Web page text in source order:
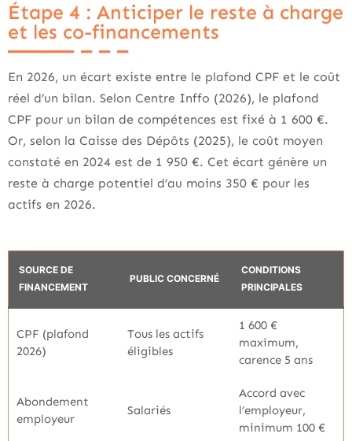
Étape 4 : Anticiper le reste à charge
et les co-financements
En 2026, un écart existe entre le plafond CPF et le coût
réel d’un bilan. Selon Centre Inffo (2026), le plafond
CPF pour un bilan de compétences est fixé à 1 600 €.
Or, selon la Caisse des Dépôts (2025), le coût moyen
constaté en 2024 est de 1 950 €. Cet écart génère un
reste à charge potentiel d’au moins 350 € pour les
actifs en 2026.
SOURCE DE
FINANCEMENT
PUBLIC CONCERNÉ
CONDITIONS
PRINCIPALES
CPF (plafond
2026)
Tous les actifs
éligibles
1 600 €
maximum,
carence 5 ans
Abondement
employeur
Salariés
Accord avec
l’employeur,
minimum 100 €